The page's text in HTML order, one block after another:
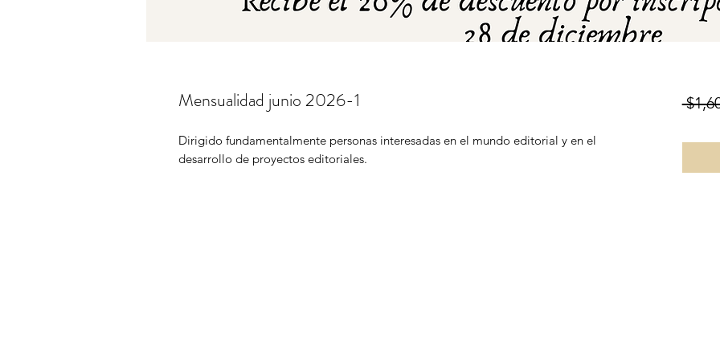
Mensualidad junio 2026-1
Dirigido fundamentalmente personas interesadas en el mundo editorial y en el
desarrollo de proyectos editoriales.